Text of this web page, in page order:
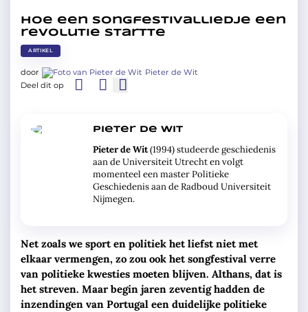
Hoe een songfestivalliedje een
revolutie startte
ARTIKEL
door
Pieter de Wit
Deel dit op
Pieter de Wit
Pieter de Wit(1994) studeerde geschiedenis
aan de Universiteit Utrecht en volgt
momenteel een master Politieke
Geschiedenis aan de Radboud Universiteit
Nijmegen.
Net zoals we sport en politiek het liefst niet met
elkaar vermengen, zo zou ook het songfestival verre
van politieke kwesties moeten blijven. Althans, dat is
het streven. Maar begin jaren zeventig hadden de
inzendingen van Portugal een duidelijke politieke